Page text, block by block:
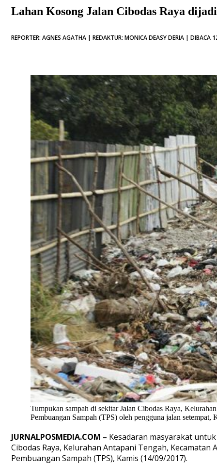
Lahan Kosong Jalan Cibodas Raya
REPORTER: AGNES AGATHA | REDAKTUR: MONICA DEASY DERIA | DIBACA
Tumpukan sampah di sekitar Jalan Cibodas Raya,
Pembuangan Sampah (TPS) oleh pengguna jalan
JURNALPOSMEDIA.COM – Kesadaran masyarakat
Cibodas Raya, Kelurahan Antapani Tengah,
Pembuangan Sampah (TPS), Kamis (14/09/2017).